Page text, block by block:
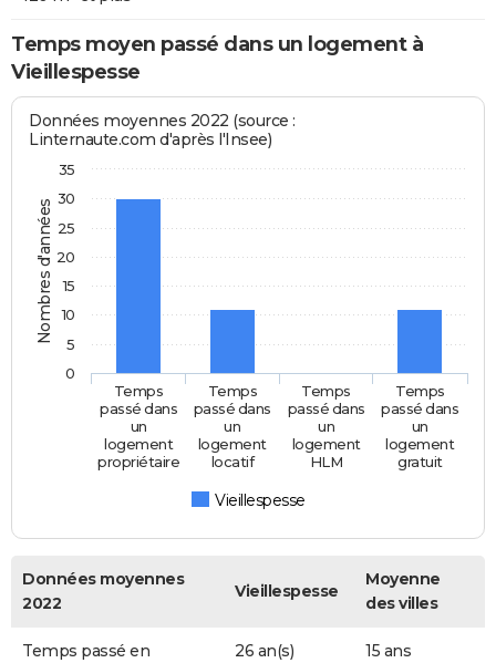
Temps moyen passé dans un logement à
Vieillespesse
Nombres d'années
Données moyennes 2022 (source :
Linternaute.com d'après l'Insee)
Vieillespesse
Temps
passé dans
un
logement
propriétaire
Temps
passé dans
un
logement
locatif
Temps
passé dans
un
logement
HLM
Temps
passé dans
un
logement
gratuit
0
5
10
15
20
25
30
35
Données moyennes
2022
Vieillespesse
Moyenne
des villes
Temps passé en
26 an(s) 15 ans